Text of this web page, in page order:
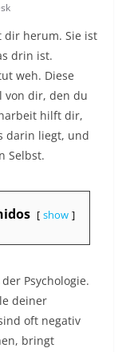
dir herum. Sie ist
drin ist.
weh. Diese
von dir, den du
hilft dir,
darin liegt, und
Selbst.​
show
Psychologie.
deiner
oft negativ
bringt